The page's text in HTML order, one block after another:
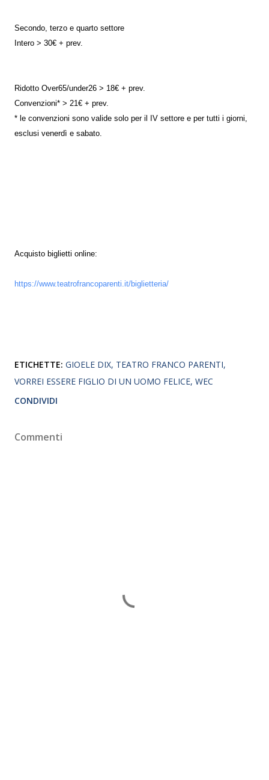
Secondo, terzo e quarto settore
Intero > 30€ + prev.
Ridotto Over65/under26 > 18€ + prev.
Convenzioni* > 21€ + prev.
* le convenzioni sono valide solo per il IV settore e per tutti i giorni,
esclusi venerdì e sabato.
Acquisto biglietti online:
https://www.teatrofrancoparenti.it/biglietteria/
ETICHETTE: GIOELE DIX TEATRO FRANCO PARENTI
VORREI ESSERE FIGLIO DI UN UOMO FELICE WEC
CONDIVIDI
Commenti